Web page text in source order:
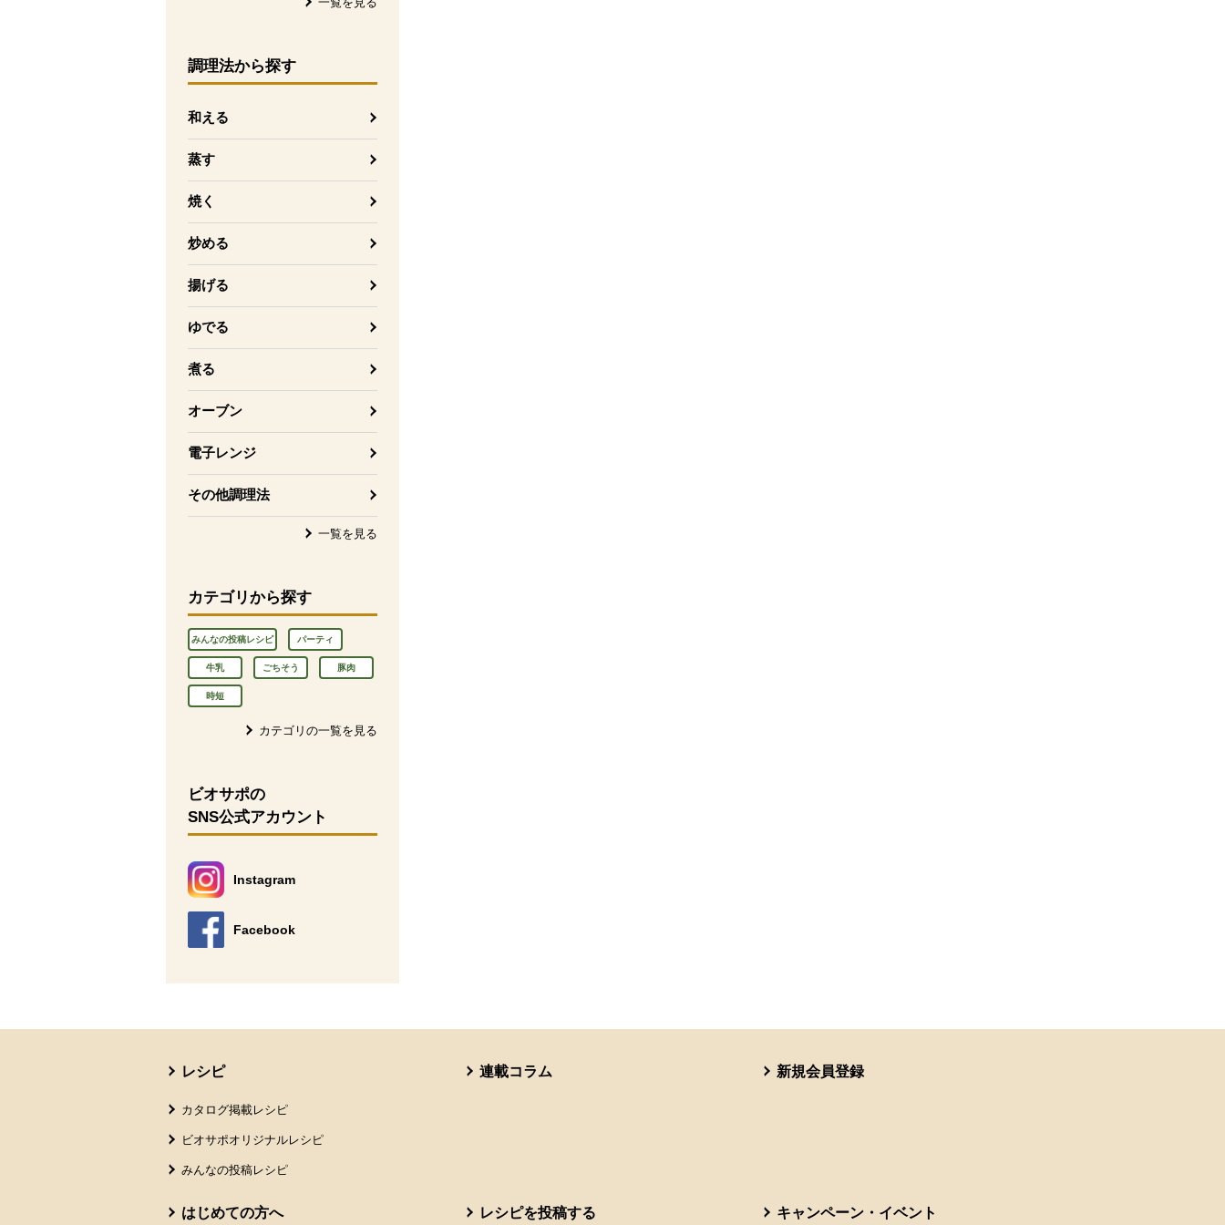
調理法から探す
和える
蒸す
焼く
炒める
揚げる
ゆでる
煮る
オーブン
電子レンジ
その他調理法
一覧を見る
カテゴリから探す
みんなの投稿レシピ パーティ
牛乳 ごちそう 豚肉
時短
カテゴリの一覧を見る
ビオサポの
SNS公式アカウント
Instagram
別のウィンドウで開きます。
Facebook
別のウィンドウで開きます。
レシピ
カタログ掲載レシピ
ビオサポオリジナルレシピ
みんなの投稿レシピ
連載コラム 新規会員登録
はじめての方へ レシピを投稿する キャンペーン・イベント